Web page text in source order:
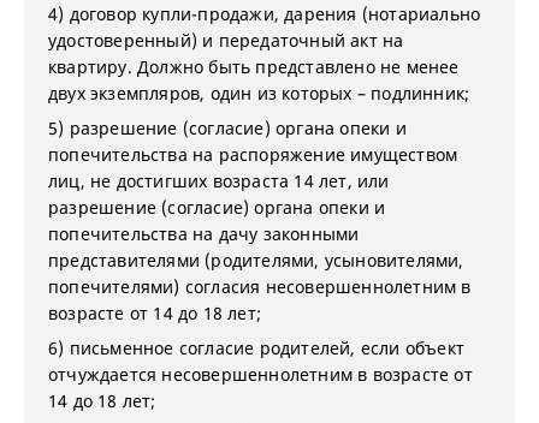
4) договор купли-продажи, дарения (нотариально
удостоверенный) и передаточный акт на
квартиру. Должно быть представлено не менее
двух экземпляров, один из которых – подлинник;
5) разрешение (согласие) органа опеки и
попечительства на распоряжение имуществом
лиц, не достигших возраста 14 лет, или
разрешение (согласие) органа опеки и
попечительства на дачу законными
представителями (родителями, усыновителями,
попечителями) согласия несовершеннолетним в
возрасте от 14 до 18 лет;
6) письменное согласие родителей, если объект
отчуждается несовершеннолетним в возрасте от
14 до 18 лет;